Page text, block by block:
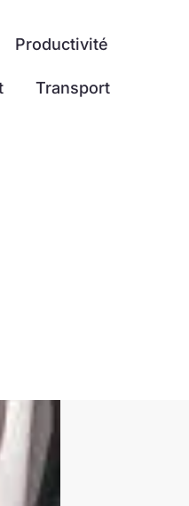
Productivité
Transport